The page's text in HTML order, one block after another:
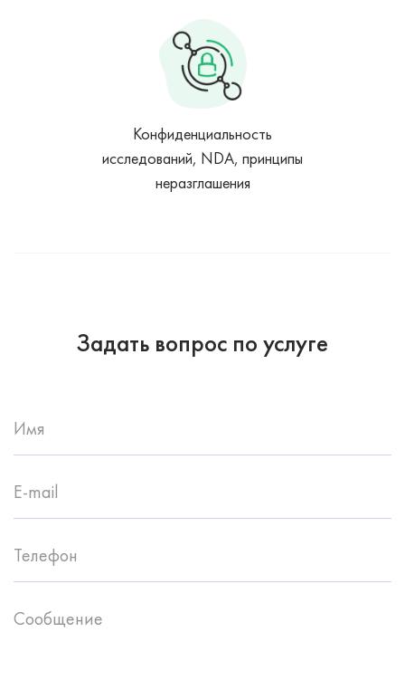
Конфиденциальность
исследований, NDA, принципы
неразглашения
Задать вопрос по услуге
Имя
E-mail
Телефон
Сообщение